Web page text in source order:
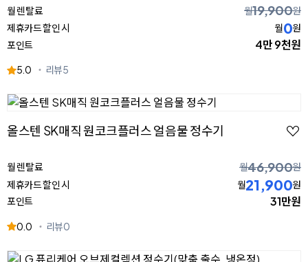
월 렌탈료 월19,900원
제휴카드 할인 시
월0원
포인트
4만 9천원
5.0 리뷰5
올스텐 SK매직 원코크플러스 얼음물 정수기
월 렌탈료 월46,900원
제휴카드 할인 시
월21,900원
포인트
31만원
0.0 리뷰0